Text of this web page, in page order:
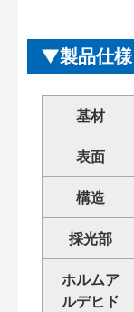
製品仕様
基材
表面
構造
採光部
ホルムア
ルデヒド